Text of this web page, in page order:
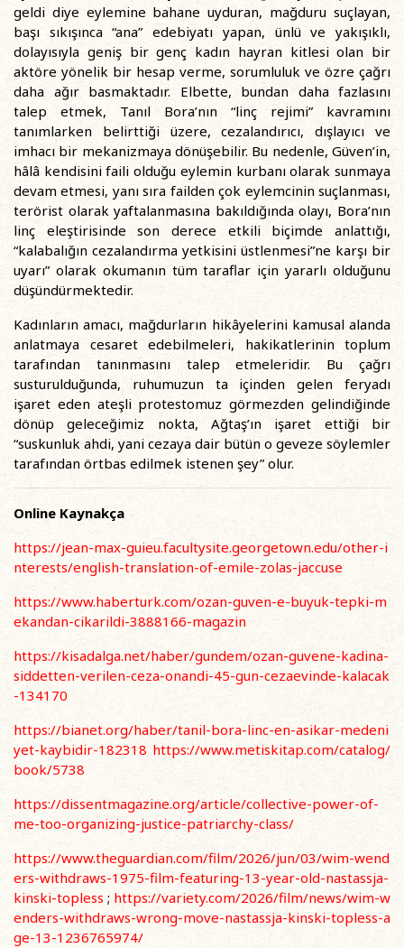
geldi diye eylemine bahane uyduran, mağduru suçlayan,
başı sıkışınca “ana” edebiyatı yapan, ünlü ve yakışıklı,
dolayısıyla geniş bir genç kadın hayran kitlesi olan bir
aktöre yönelik bir hesap verme, sorumluluk ve özre çağrı
daha ağır basmaktadır. Elbette, bundan daha fazlasını
talep etmek, Tanıl Bora’nın “linç rejimi” kavramını
tanımlarken belirttiği üzere, cezalandırıcı, dışlayıcı ve
imhacı bir mekanizmaya dönüşebilir. Bu nedenle, Güven’in,
hâlâ kendisini faili olduğu eylemin kurbanı olarak sunmaya
devam etmesi, yanı sıra failden çok eylemcinin suçlanması,
terörist olarak yaftalanmasına bakıldığında olayı, Bora’nın
linç eleştirisinde son derece etkili biçimde anlattığı,
“kalabalığın cezalandırma yetkisini üstlenmesi”ne karşı bir
uyarı” olarak okumanın tüm taraflar için yararlı olduğunu
düşündürmektedir.
Kadınların amacı, mağdurların hikâyelerini kamusal alanda
anlatmaya cesaret edebilmeleri, hakikatlerinin toplum
tarafından tanınmasını talep etmeleridir. Bu çağrı
susturulduğunda, ruhumuzun ta içinden gelen feryadı
işaret eden ateşli protestomuz görmezden gelindiğinde
dönüp geleceğimiz nokta, Ağtaş’ın işaret ettiği bir
“suskunluk ahdi, yani cezaya dair bütün o geveze söylemler
tarafından örtbas edilmek istenen şey” olur.
Online Kaynakça
https://jean-max-guieu.facultysite.georgetown.edu/other-i
nterests/english-translation-of-emile-zolas-jaccuse
https://www.haberturk.com/ozan-guven-e-buyuk-tepki-m
ekandan-cikarildi-3888166-magazin
https://kisadalga.net/haber/gundem/ozan-guvene-kadina-
siddetten-verilen-ceza-onandi-45-gun-cezaevinde-kalacak
-134170
https://bianet.org/haber/tanil-bora-linc-en-asikar-medeni
yet-kaybidir-182318 https://www.metiskitap.com/catalog/
book/5738
https://dissentmagazine.org/article/collective-power-of-
me-too-organizing-justice-patriarchy-class/
https://www.theguardian.com/film/2026/jun/03/wim-wend
ers-withdraws-1975-film-featuring-13-year-old-nastassja-
kinski-topless ; https://variety.com/2026/film/news/wim-w
enders-withdraws-wrong-move-nastassja-kinski-topless-a
ge-13-1236765974/